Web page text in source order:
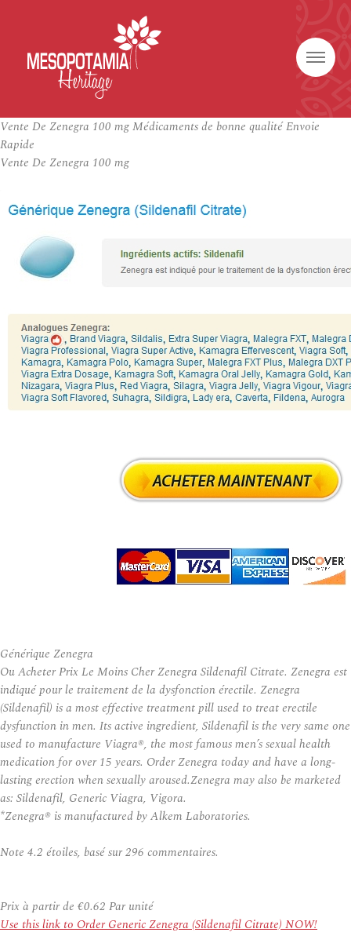
Vente De Zenegra 100 mg Médicaments de bonne qualité Envoie
Rapide
Vente De Zenegra 100 mg
Générique Zenegra
Ou Acheter Prix Le Moins Cher Zenegra Sildenafil Citrate. Zenegra est
indiqué pour le traitement de la dysfonction érectile. Zenegra
(Sildenafil) is a most effective treatment pill used to treat erectile
dysfunction in men. Its active ingredient, Sildenafil is the very same one
used to manufacture Viagra®, the most famous men’s sexual health
medication for over 15 years. Order Zenegra today and have a long-
lasting erection when sexually aroused.Zenegra may also be marketed
as: Sildenafil, Generic Viagra, Vigora.
*Zenegra® is manufactured by Alkem Laboratories.
Note 4.2 étoiles, basé sur296 commentaires.
Prix à partir de €0.62 Par unité
Use this link to Order Generic Zenegra (Sildenafil Citrate) NOW!